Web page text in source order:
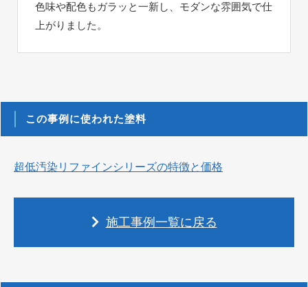
色味や配色もガラッと一新し、モダンな雰囲気で仕
上がりました。
この事例に使われた塗料
超低汚染リファインシリーズの特徴と価格
施工事例一覧に戻る